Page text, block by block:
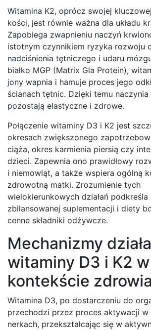
Witamina K2, oprócz swojej
kości, jest równie ważna dla układu
Zapobiega zwapnieniu naczyń
istotnym czynnikiem ryzyka rozwoju
nadciśnienia tętniczego i udaru
białko MGP (Matrix Gla Protein),
jony wapnia i hamuje proces jego
ścianach tętnic. Dzięki temu
pozostają elastyczne i zdrowe.
Połączenie witaminy D3 i K2 jest
okresach zwiększonego
ciąża, okres karmienia piersią czy
dzieci. Zapewnia ono prawidłowy
i niemowląt, a także wspiera ogólną
zdrowotną matki. Zrozumienie tych
wielokierunkowych działań podkreśla
zbilansowanej suplementacji i diety
cenne składniki odżywcze.
Mechanizmy
witaminy D3 i K2 w
kontekście zdrowia
Witamina D3, po dostarczeniu do
przechodzi przez proces aktywacji w
nerkach, przekształcając się w